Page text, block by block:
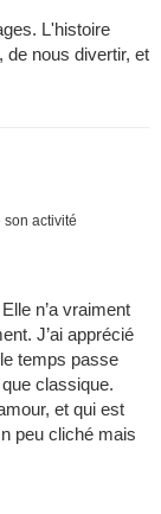
L'histoire
de nous divertir, et
son activité
n’a vraiment
J’ai apprécié
temps passe
classique.
et qui est
peu cliché mais